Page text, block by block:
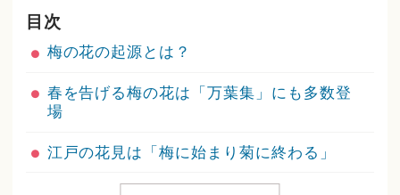
目次
梅の花の起源とは？
春を告げる梅の花は「万葉集」にも多数登
場
江戸の花見は「梅に始まり菊に終わる」